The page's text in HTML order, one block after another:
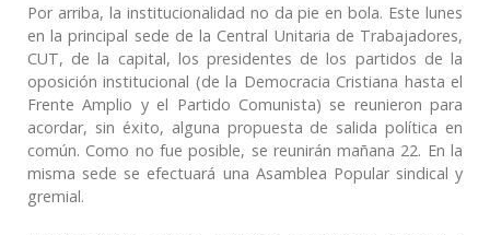
Por arriba, la institucionalidad no da pie en bola. Este lunes
en la principal sede de la Central Unitaria de Trabajadores,
CUT, de la capital, los presidentes de los partidos de la
oposición institucional (de la Democracia Cristiana hasta el
Frente Amplio y el Partido Comunista) se reunieron para
acordar, sin éxito, alguna propuesta de salida política en
común. Como no fue posible, se reunirán mañana 22. En la
misma sede se efectuará una Asamblea Popular sindical y
gremial.